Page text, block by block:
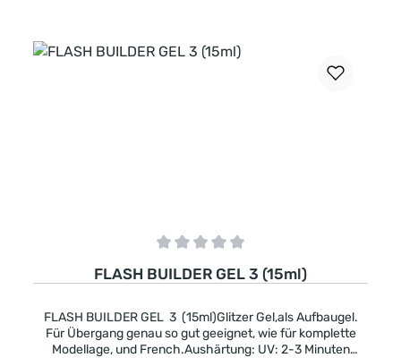
Durchschnittliche Bewertung von 0 von 5 Sternen
FLASH BUILDER GEL 3 (15ml)
FLASH BUILDER GEL 3 (15ml)Glitzer Gel,als Aufbaugel.
Für Übergang genau so gut geeignet, wie für komplette
Modellage, und French.Aushärtung: UV: 2-3 Minuten